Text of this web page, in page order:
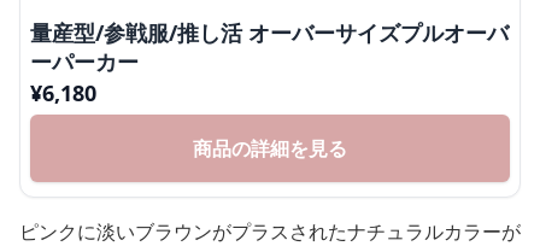
量産型/参戦服/推し活 オーバーサイズプルオーバ
ーパーカー
¥6,180
商品の詳細を見る
ピンクに淡いブラウンがプラスされたナチュラルカラーが